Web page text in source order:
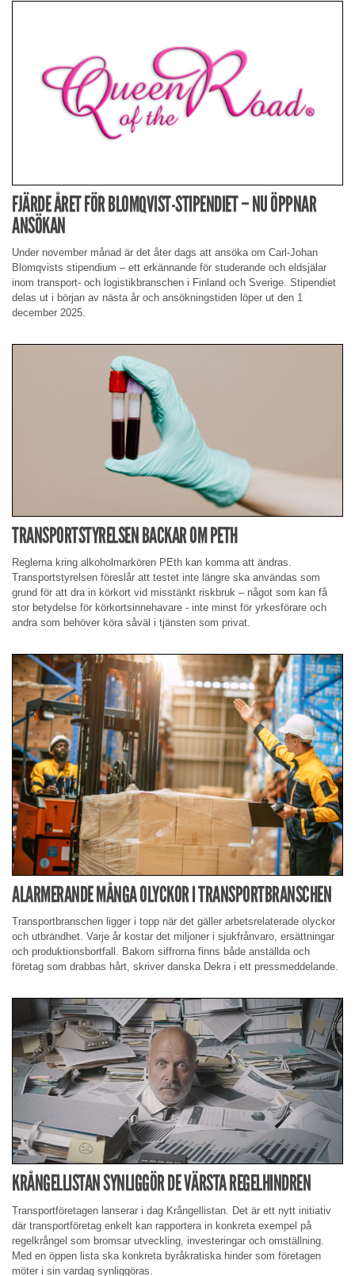
FJÄRDE ÅRET FÖR BLOMQVIST-STIPENDIET – NU ÖPPNAR
ANSÖKAN
Under november månad är det åter dags att ansöka om Carl-Johan
Blomqvists stipendium – ett erkännande för studerande och eldsjälar
inom transport- och logistikbranschen i Finland och Sverige. Stipendiet
delas ut i början av nästa år och ansökningstiden löper ut den 1
december 2025.
TRANSPORTSTYRELSEN BACKAR OM PETH
Reglerna kring alkoholmarkören PEth kan komma att ändras.
Transportstyrelsen föreslår att testet inte längre ska användas som
grund för att dra in körkort vid misstänkt riskbruk – något som kan få
stor betydelse för körkortsinnehavare - inte minst för yrkesförare och
andra som behöver köra såväl i tjänsten som privat.
ALARMERANDE MÅNGA OLYCKOR I TRANSPORTBRANSCHEN
Transportbranschen ligger i topp när det gäller arbetsrelaterade olyckor
och utbrändhet. Varje år kostar det miljoner i sjukfrånvaro, ersättningar
och produktionsbortfall. Bakom siffrorna finns både anställda och
företag som drabbas hårt, skriver danska Dekra i ett pressmeddelande.
KRÅNGELLISTAN SYNLIGGÖR DE VÄRSTA REGELHINDREN
Transportföretagen lanserar i dag Krångellistan. Det är ett nytt initiativ
där transportföretag enkelt kan rapportera in konkreta exempel på
regelkrångel som bromsar utveckling, investeringar och omställning.
Med en öppen lista ska konkreta byråkratiska hinder som företagen
möter i sin vardag synliggöras.